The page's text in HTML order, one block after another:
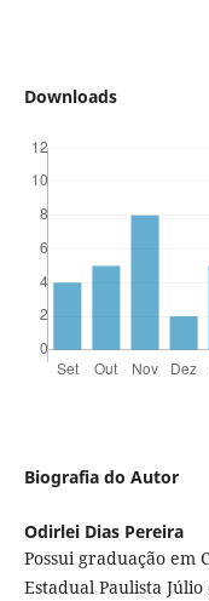
Downloads
Biografia do Autor
Odirlei Dias Pereira
Possui graduação em
Estadual Paulista